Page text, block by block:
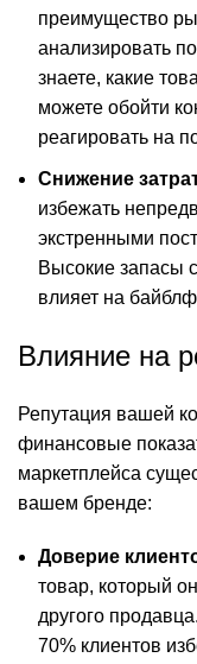
преимущество
анализировать
знаете, какие
можете обойти
реагировать на
Снижение
избежать
экстренными
Высокие запасы
влияет на
Влияние на
Репутация вашей
финансовые
маркетплейса
вашем бренде:
Доверие
товар, который
другого
70% клиентов